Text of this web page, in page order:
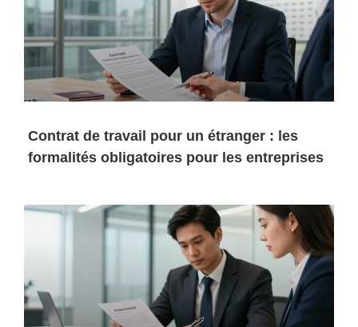
Contrat de travail pour un étranger : les
formalités obligatoires pour les entreprises